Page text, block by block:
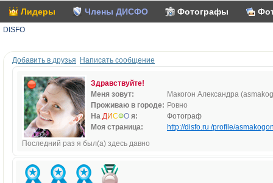
Лидеры Члены ДИСФО Фотографы
DISFO
Добавить в друзья Написать сообщение
Здравствуйте!
Меня зовут:
Макогон Александра
Проживаю в городе: Ровно
На ДИСФО я:
Фотограф
Моя страница:
http://disfo.ru /profile/
Последний раз я был(а) здесь давно